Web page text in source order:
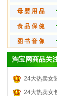
大 家 电
生 活 电 器
厨 房 电 器
个 人 护 理
母 婴 用 品
婴 儿 食 品
婴 儿 用 品
尿 片 湿 巾
食 品 保 健
保 健 食 品
营 养 滋 补
图 书 音 像
图书杂志
淘宝网商品关
24大热卖女
24大热卖女